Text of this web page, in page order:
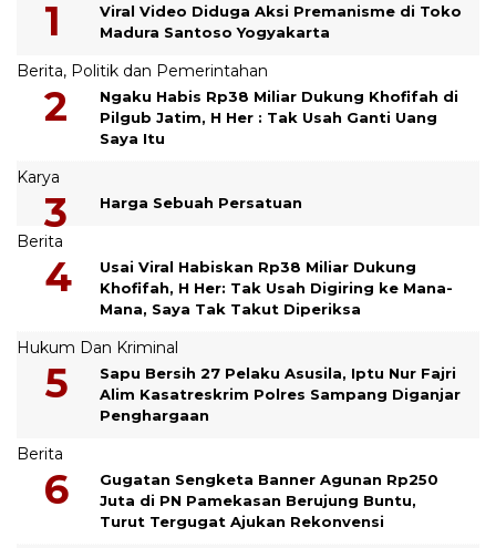
Viral Video Diduga Aksi Premanisme di Toko
Madura Santoso Yogyakarta
Berita, Politik dan Pemerintahan
Ngaku Habis Rp38 Miliar Dukung Khofifah di
Pilgub Jatim, H Her : Tak Usah Ganti Uang
Saya Itu
Karya
Harga Sebuah Persatuan
Berita
Usai Viral Habiskan Rp38 Miliar Dukung
Khofifah, H Her: Tak Usah Digiring ke Mana-
Mana, Saya Tak Takut Diperiksa
Hukum Dan Kriminal
Sapu Bersih 27 Pelaku Asusila, Iptu Nur Fajri
Alim Kasatreskrim Polres Sampang Diganjar
Penghargaan
Berita
Gugatan Sengketa Banner Agunan Rp250
Juta di PN Pamekasan Berujung Buntu,
Turut Tergugat Ajukan Rekonvensi